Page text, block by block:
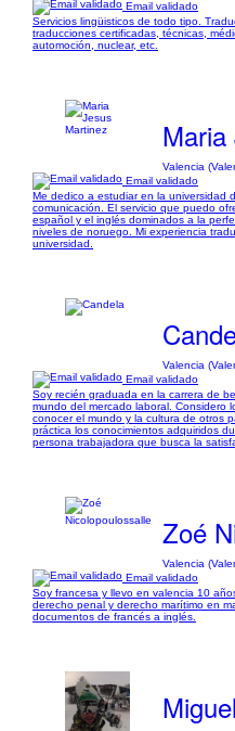
Email validado
Servicios lingüisticos de todo tipo.
traducciones certificadas, técnicas,
automoción, nuclear, etc.
Valencia
Email validado
Me dedico a estudiar en la universidad
comunicación. El servicio que puedo
español y el inglés dominados a la
niveles de noruego. Mi experiencia
universidad.
Valencia
Email validado
Soy recién graduada en la carrera de
mundo del mercado laboral. Considero
conocer el mundo y la cultura de otros
práctica los conocimientos adquiridos
persona trabajadora que busca la
Zoé
Valencia
Email validado
Soy francesa y llevo en valencia 10
derecho penal y derecho marítimo en
documentos de francés a inglés.